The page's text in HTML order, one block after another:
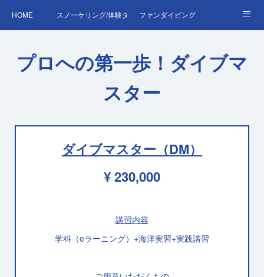
HOME スノーケリング/体験ダイビングファンダイビング
ダイビング・スキルアップレッスン｜プールで安心練習
AOW RED＆EFR
プロへの第一歩！ダイブマスターご予約・お問い合わせ
プロへの第一歩！ダイブマ
スター
ダイブマスター（DM）
¥ 230,000
講習内容
学科（eラーニング）+海洋実習+実践講習